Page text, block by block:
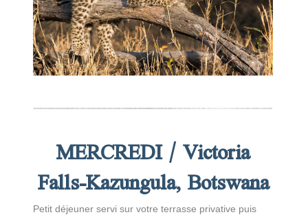
MERCREDI /Victoria
Falls-Kazungula, Botswana
Petit déjeuner servi sur votre terrasse privative puis